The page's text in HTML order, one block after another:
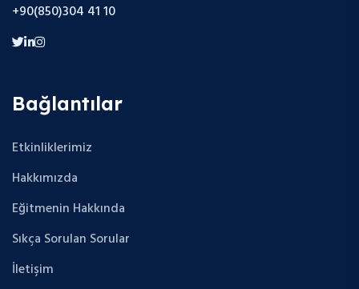
+90(850)304 41 10
Bağlantılar
Etkinliklerimiz
Hakkımızda
Eğitmenin Hakkında
Sıkça Sorulan Sorular
İletişim